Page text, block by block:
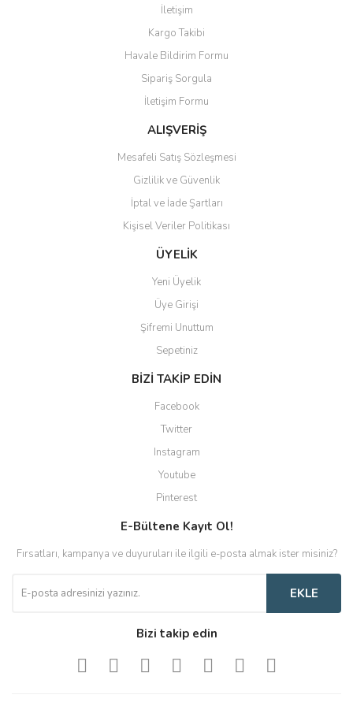
Yorum Yaz
Ürün resmi kalitesiz, bozuk veya görüntülenemiyor.
Ürün açıklamasında eksik bilgiler bulunuyor.
Ürün bilgilerinde hatalar bulunuyor.
Ürün fiyatı diğer sitelerden daha pahalı.
Bu ürüne benzer farklı alternatifler olmalı.
Gönder
İletişim
Kargo Takibi
Havale Bildirim Formu
Sipariş Sorgula
İletişim Formu
ALIŞVERİŞ
Mesafeli Satış Sözleşmesi
Gizlilik ve Güvenlik
İptal ve İade Şartları
Kişisel Veriler Politikası
ÜYELİK
Yeni Üyelik
Üye Girişi
Şifremi Unuttum
Sepetiniz
BİZİ TAKİP EDİN
Facebook
Twitter
Instagram
Youtube
Pinterest
E-Bültene Kayıt Ol!
Fırsatları, kampanya ve duyuruları ile ilgili e-posta almak ister misiniz?
EKLE
Bizi takip edin